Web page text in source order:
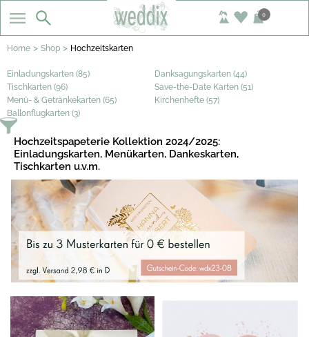
0
Home > Shop > Hochzeitskarten
Einladungskarten (85)
Danksagungskarten (44)
Tischkarten (96)
Save-the-Date Karten (51)
Menü- & Getränkekarten (65)
Kirchenhefte (57)
Ballonflugkarten (3)
Hochzeitspapeterie Kollektion 2024/2025:
Einladungskarten, Menükarten, Dankeskarten,
Tischkarten u.v.m.